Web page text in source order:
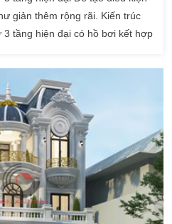
giản thêm rộng rãi. Kiến trúc
3 tầng hiện đại có hồ bơi kết hợp
và tận dụng tối đa diện tích cho